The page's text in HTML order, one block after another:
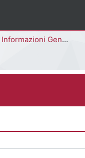
Informazioni Generali del Corso di Studi